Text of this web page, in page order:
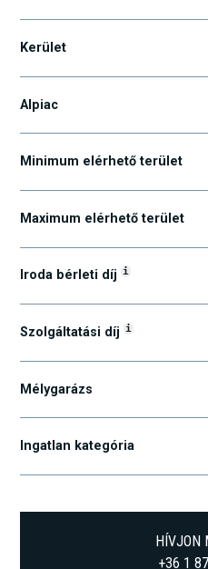
Kerület
Alpiac
Minimum elérhető terület
Maximum elérhető terület
Iroda bérleti díj i
Szolgáltatási díj i
Mélygarázs
Ingatlan kategória
HÍVJON
+36 1